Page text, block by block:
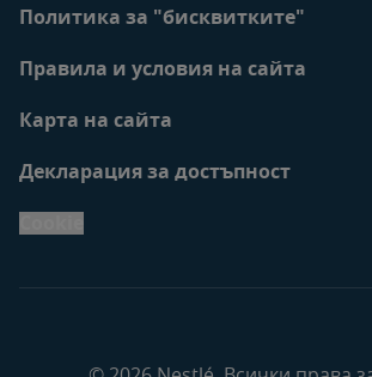
Политика за "бисквитките"
Правила и условия на сайта
Карта на сайта
Декларация за достъпност